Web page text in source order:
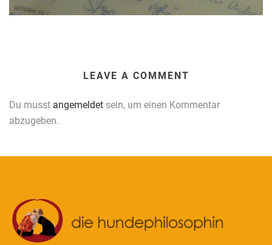
LEAVE A COMMENT
Du musst angemeldet sein, um einen Kommentar
abzugeben.